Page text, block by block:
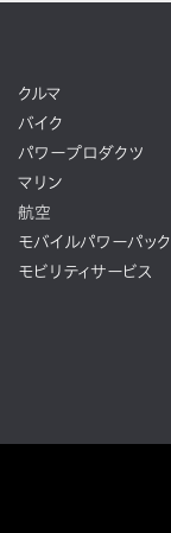
クルマ
バイク
パワープロダクツ
マリン
航空
モバイルパワーパック
モビリティサービス